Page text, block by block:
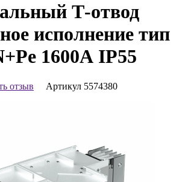
Т-отвод
исполнение тип
1600А IP55
отзыв Артикул 5574380